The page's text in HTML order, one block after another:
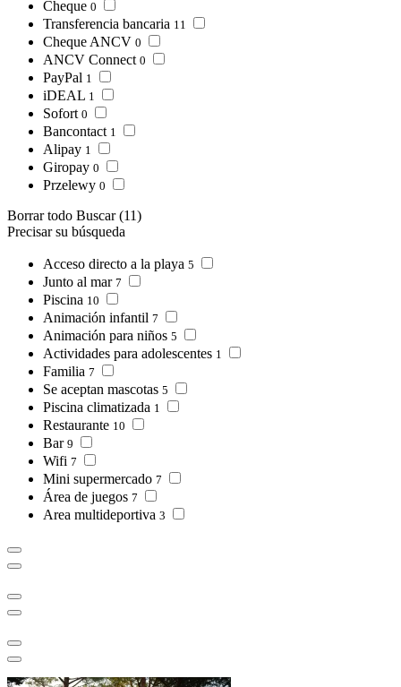
Cheque 0
Transferencia bancaria 11
Cheque ANCV 0
ANCV Connect 0
PayPal 1
iDEAL 1
Sofort 0
Bancontact 1
Alipay 1
Giropay 0
Przelewy 0
Borrar todo Buscar(11)
Precisar su búsqueda
Acceso directo a la playa 5
Junto al mar 7
Piscina 10
Animación infantil 7
Animación para niños 5
Actividades para adolescentes 1
Familia 7
Se aceptan mascotas 5
Piscina climatizada 1
Restaurante 10
Bar 9
Wifi 7
Mini supermercado 7
Área de juegos 7
Area multideportiva 3